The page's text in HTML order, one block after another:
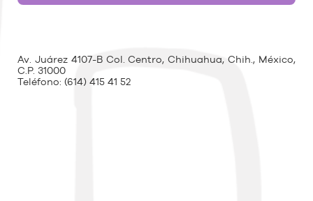
Av. Juárez 4107-B Col. Centro, Chihuahua, Chih., México,
C.P. 31000
Teléfono: (614) 415 41 52